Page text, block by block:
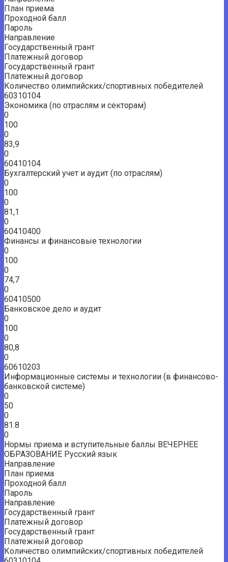
План приема
Проходной балл
Пароль
Направление
Государственный грант
Платежный договор
Государственный грант
Платежный договор
Количество олимпийских/спортивных победителей
60310104
Экономика (по отраслям и секторам)
0
100
0
83,9
0
60410104
Бухгалтерский учет и аудит (по отраслям)
0
100
0
81,1
0
60410400
Финансы и финансовые технологии
0
100
0
74,7
0
60410500
Банковское дело и аудит
0
100
0
80,8
0
60610203
Информационные системы и технологии (в финансово-
банковской системе)
0
50
0
81.8
0
Нормы приема и вступительные баллы ВЕЧЕРНЕЕ
ОБРАЗОВАНИЕ Русский язык
Направление
План приема
Проходной балл
Пароль
Направление
Государственный грант
Платежный договор
Государственный грант
Платежный договор
Количество олимпийских/спортивных победителей